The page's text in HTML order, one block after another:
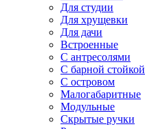
Для студии
Для хрущевки
Для дачи
Встроенные
С антресолями
С барной стойкой
С островом
Малогабаритные
Модульные
Скрытые ручки